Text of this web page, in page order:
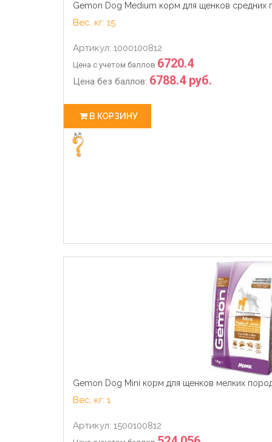
Gemon Dog Medium корм для щенков средних
Вес, кг: 15
Артикул: 1000100812
Цена с учетом баллов 6720.4
Цена без баллов: 6788.4 руб.
В КОРЗИНУ
Gemon Dog Mini корм для щенков мелких
Вес, кг: 1
Артикул: 1500100812